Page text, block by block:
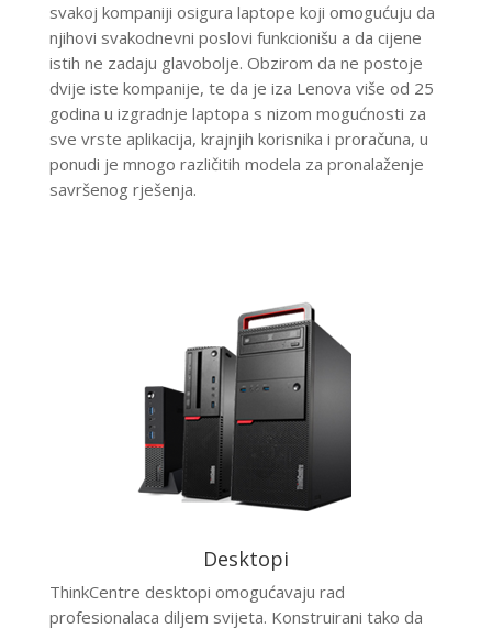
svakoj kompaniji osigura laptope koji omogućuju da
njihovi svakodnevni poslovi funkcionišu a da cijene
istih ne zadaju glavobolje. Obzirom da ne postoje
dvije iste kompanije, te da je iza Lenova više od 25
godina u izgradnje laptopa s nizom mogućnosti za
sve vrste aplikacija, krajnjih korisnika i proračuna, u
ponudi je mnogo različitih modela za pronalaženje
savršenog rješenja.
Desktopi
ThinkCentre desktopi omogućavaju rad
profesionalaca diljem svijeta. Konstruirani tako da